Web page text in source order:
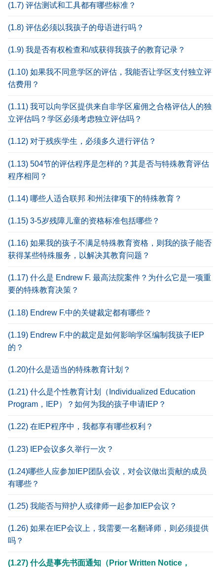
(1.7) 评估测试和工具都有哪些标准？
(1.8) 评估必须以我孩子的母语进行吗？
(1.9) 我是否有权检查和/或获得我孩子的教育记录？
(1.10) 如果我不同意学区的评估，我能否让学区支付独立评
估费用？
(1.11) 我可以向学区提供来自非学区雇佣之合格评估人的独
立评估吗？学区必须考虑独立评估吗？
(1.12) 对于残疾学生，必须多久进行评估？
(1.13) 504节的评估程序是怎样的？其是否与特殊教育评估
程序相同？
(1.14) 哪些人适合联邦 和州法律项下的特殊教育？
(1.15) 3-5岁残障儿童的资格标准包括哪些？
(1.16) 如果我的孩子不满足特殊教育资格，则我的孩子能否
获得某些特殊服务，以解决其教育问题？
(1.17) 什么是 Endrew F. 最高法院案件？为什么它是一项重
要的特殊教育决策？
(1.18) Endrew F.中的关键裁定都有哪些？
(1.19) Endrew F.中的裁定是如何影响学区编制我孩子IEP
的？
(1.20)什么是适当的特殊教育计划？
(1.21) 什么是个性教育计划（Individualized Education
Program，IEP）？如何为我的孩子申请IEP？
(1.22) 在IEP程序中，我都享有哪些权利？
(1.23) IEP会议多久举行一次？
(1.24)哪些人应参加IEP团队会议，对会议做出贡献的成员
有哪些？
(1.25) 我能否与辩护人或律师一起参加IEP会议？
(1.26) 如果在IEP会议上，我需要一名翻译师，则必须提供
吗？
(1.27) 什么是事先书面通知（Prior Written Notice，